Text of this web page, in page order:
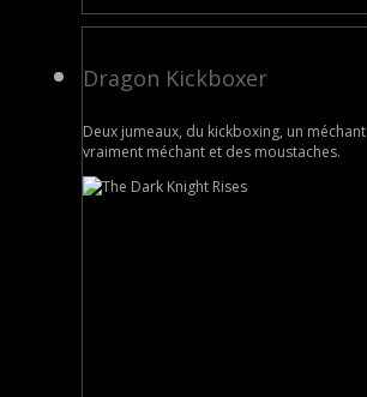
Dragon Kickboxer
Deux jumeaux, du kickboxing, un méchant
vraiment méchant et des moustaches.